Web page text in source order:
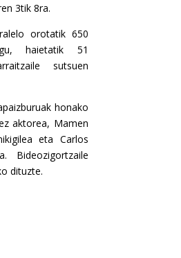
3tik 8ra.
orotatik 650
haietatik 51
sutsuen
honako
aktorea, Mamen
eta Carlos
Bideozigortzaile
dituzte.